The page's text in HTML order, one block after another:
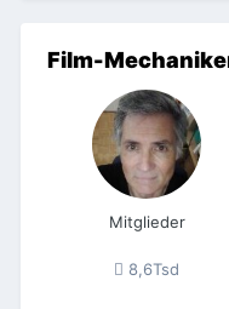
Film-
Mitglieder
8,6Tsd